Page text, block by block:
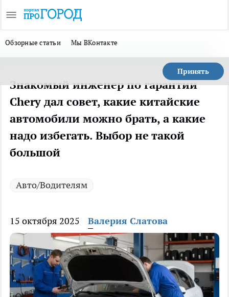
Обзорные статьи Мы ВКонтакте
Принять
Знакомый инженер по гарантии
Chery дал совет, какие китайские
автомобили можно брать, а какие
надо избегать. Выбор не такой
большой
Авто/Водителям
15 октября 2025 Валерия Слатова